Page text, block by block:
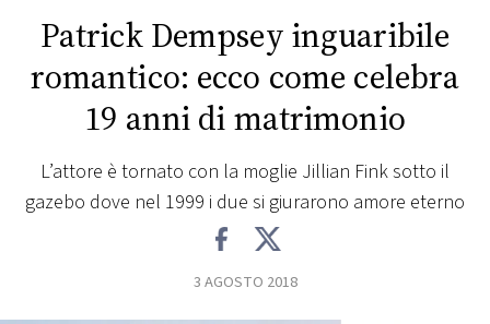
RADIO
WEB
RADIO
PLAYLIST
Patrick Dempsey inguaribile
romantico: ecco come celebra
19 anni di matrimonio
L’attore è tornato con la moglie Jillian Fink sotto il
gazebo dove nel 1999 i due si giurarono amore eterno
3 AGOSTO 2018